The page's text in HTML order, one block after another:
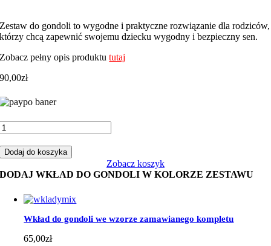
Zestaw do gondoli to wygodne i praktyczne rozwiązanie dla rodziców,
którzy chcą zapewnić swojemu dziecku wygodny i bezpieczny sen.
Zobacz pełny opis produktututaj
90,00zł
Dodaj do koszyka
Zobacz koszyk
DODAJ WKŁAD DO GONDOLI W KOLORZE ZESTAWU
Wkład do gondoli we wzorze zamawianego kompletu
65,00zł